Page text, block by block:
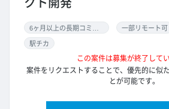
クト開発
一部リモート可
駅チカ
この案件は募集が終了してい
案件をリクエストすることで、優先的に似
とが可能です。